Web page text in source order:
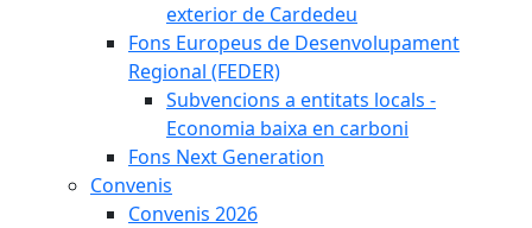
exterior de Cardedeu
Fons Europeus de Desenvolupament
Regional (FEDER)
Subvencions a entitats locals -
Economia baixa en carboni
Fons Next Generation
Convenis
Convenis 2026